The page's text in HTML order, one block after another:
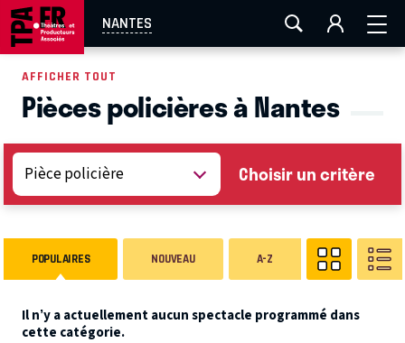
NANTES
AIX-MARSEILLE AURAY LA ROCHELLE
EN TOURNÉE
AFFICHER TOUT
Pièces policières à Nantes
Choisir un critère
POPULAIRES NOUVEAU A-Z
Il n’y a actuellement aucun spectacle programmé dans
cette catégorie.